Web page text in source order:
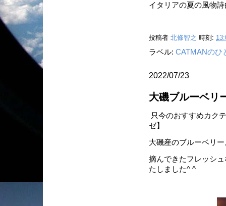
イタリアの夏の風物
投稿者 北條智之 時刻:
ラベル: CATMANのひ
2022/07/23
大磯ブルーベリ
只今のおすすめカク
ゼ】
大磯産のブルーベリー
摘んできたフレッシ
たしました^ ^